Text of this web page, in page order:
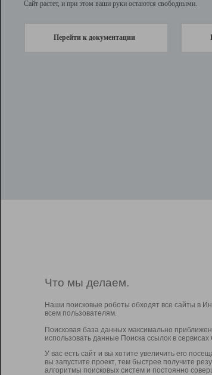
Сайт растет, и при этом ваши руки остаются свободными.
Перейти к документации
Что мы делаем.
Наши поисковые роботы обходят все сайты в
всем пользователям.
Поисковая база данных максимально
использовать данные Поиска ссылок в
У вас есть сайт и вы хотите увеличить его
вы запустите проект, тем быстрее получите
алгоритмы поисковых систем и постоянно